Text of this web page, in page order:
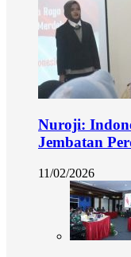
Nuroji:
Jembatan
11/02/2026